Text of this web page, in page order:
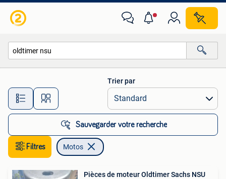
Toutes les distances…
Trier par
Sauvegarder votre recherche
Filtres Motos
Pièces de moteur Oldtimer Sachs NSU